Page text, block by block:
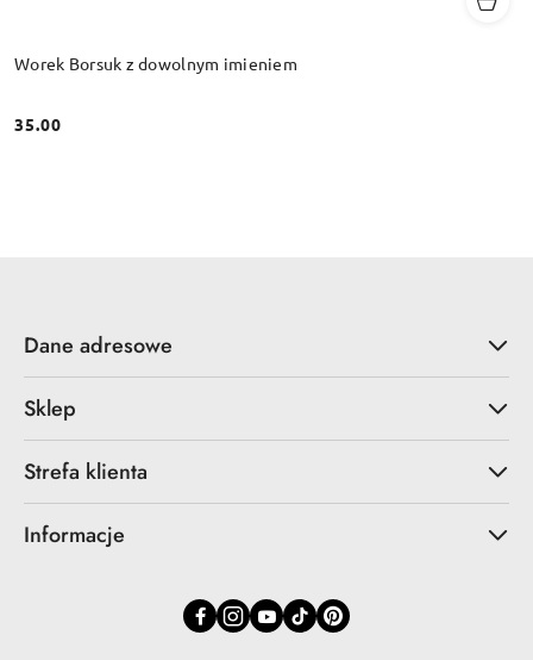
Worek Borsuk z dowolnym imieniem
Cena:
35.00
Dane adresowe
Sklep
Strefa klienta
Informacje